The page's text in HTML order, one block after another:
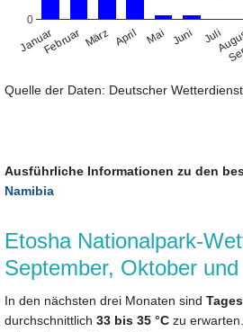
JanuarFebruar März April Mai Juni Juli
0
Quelle der Daten: Deutscher
Ausführliche Informationen zu den
Namibia
Etosha Nationalpark-
September, Oktober
In den nächsten drei Monaten sind
durchschnittlich 33 bis 35 °C zu